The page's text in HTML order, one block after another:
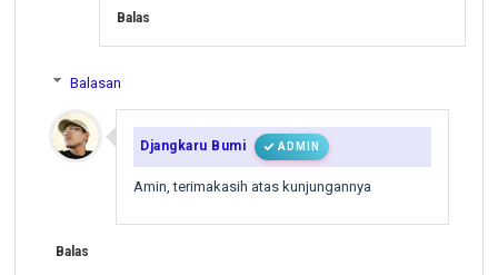
Balas
Balasan
Djangkaru Bumi ADMIN
Amin, terimakasih atas kunjungannya
Balas